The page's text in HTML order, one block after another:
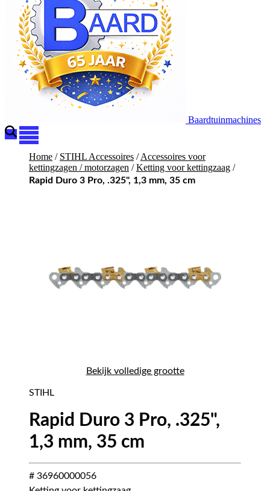
Baardtuinmachines
Home / STIHL Accessoires /Accessoires voor
kettingzagen / motorzagen /Ketting voor kettingzaag /
Rapid Duro 3 Pro, .325", 1,3 mm, 35 cm
Bekijk volledige grootte
STIHL
Rapid Duro 3 Pro, .325",
1,3 mm, 35 cm
# 36960000056